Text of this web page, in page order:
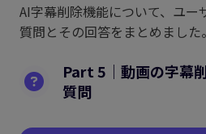
AI字幕削除機能について、ユー
質問とその回答をまとめました。
Part 5｜動画の字幕
質問